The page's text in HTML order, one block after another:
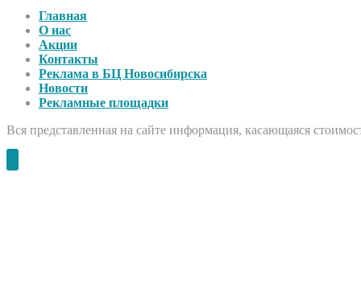
Главная
О нас
Акции
Контакты
Реклама в БЦ Новосибирска
Новости
Рекламные площадки
Вся представленная на сайте информация, касающаяся